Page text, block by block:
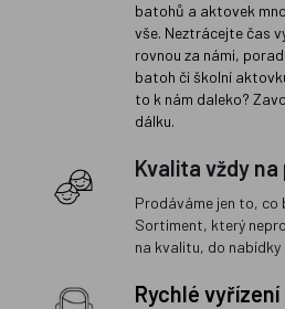
batohů a aktovek
vše. Neztrácejte čas
rovnou za námi,
batoh či školní
to k nám daleko?
dálku.
Kvalita vždy
Prodáváme jen to, co
Sortiment, který
na kvalitu, do nabídky
Rychlé